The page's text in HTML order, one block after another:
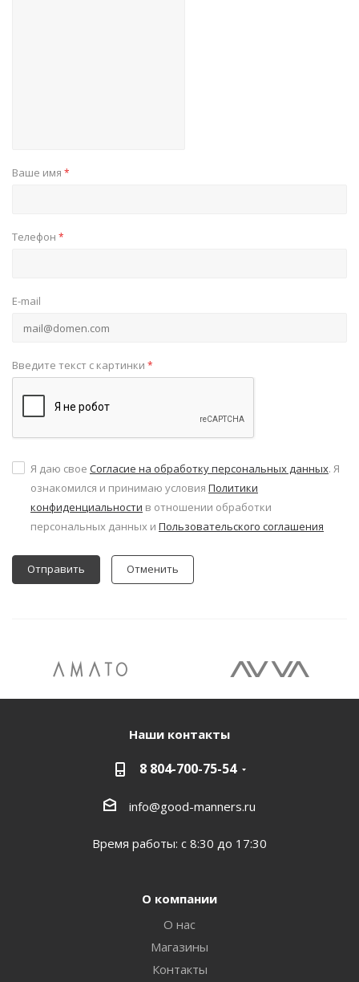
Ваше имя *
Телефон *
E-mail
Введите текст с картинки *
Я даю свое Согласие на обработку персональных данных. Я
ознакомился и принимаю условия Политики
конфиденциальности в отношении обработки
персональных данных и Пользовательского соглашения
Отменить
Наши контакты
8 804-700-75-54
info@good-manners.ru
Время работы: с 8:30 до 17:30
О компании
О нас
Магазины
Контакты